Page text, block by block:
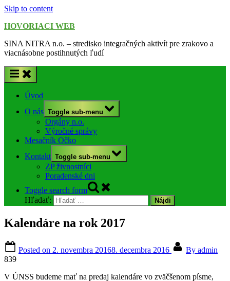
Skip to content
HOVORIACI WEB
SINA NITRA n.o. – stredisko integračných aktivít pre zrakovo a
viacnásobne postihnutých ľudí
Úvod
O nás Toggle sub-menu
Orgány n.o.
Výročné správy
Mesačník Očko
Kontakt Toggle sub-menu
ZP živnostníci
Poradenské dni
Toggle search form
Hľadať:
Kalendáre na rok 2017
Posted on 2. novembra 20168. decembra 2016 By admin
839
V ÚNSS budeme mať na predaj kalendáre vo zväčšenom písme,